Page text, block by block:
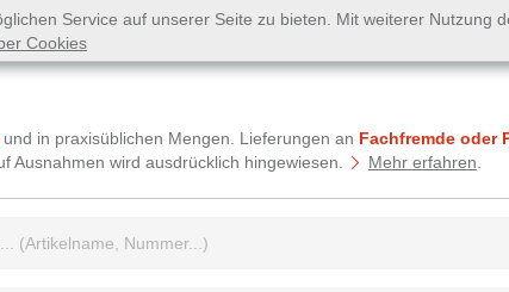
Service auf unserer Seite zu bieten. Mit weiterer Nutzung
Cookies
und in praxisüblichen Mengen. Lieferungen an Fachfremde oder
Ausnahmen wird ausdrücklich hingewiesen. Mehr erfahren